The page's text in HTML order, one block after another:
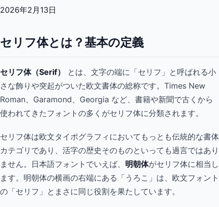
2026年2月13日
セリフ体とは？基本の定義
セリフ体（Serif）
とは、文字の端に「セリフ」と呼ばれる小
さな飾りや突起がついた欧文書体の総称です。Times New
Roman、Garamond、Georgia など、書籍や新聞で古くから
使われてきたフォントの多くがセリフ体に分類されます。
セリフ体は欧文タイポグラフィにおいてもっとも伝統的な書体
カテゴリであり、活字の歴史そのものといっても過言ではあり
ません。日本語フォントでいえば、 明朝体がセリフ体に相当し
ます。明朝体の横画の右端にある「うろこ」は、欧文フォント
の「セリフ」とまさに同じ役割を果たしています。